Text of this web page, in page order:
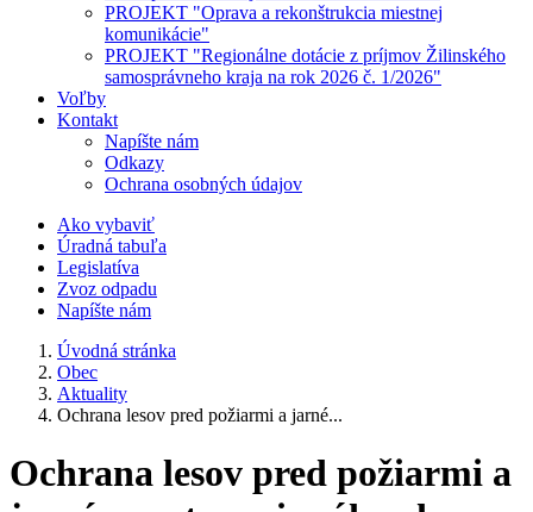
PROJEKT "Oprava a rekonštrukcia miestnej
komunikácie"
PROJEKT "Regionálne dotácie z príjmov Žilinského
samosprávneho kraja na rok 2026 č. 1/2026"
Voľby
Kontakt
Napíšte nám
Odkazy
Ochrana osobných údajov
Ako vybaviť
Úradná tabuľa
Legislatíva
Zvoz odpadu
Napíšte nám
Úvodná stránka
Obec
Aktuality
Ochrana lesov pred požiarmi a jarné...
Ochrana lesov pred požiarmi a